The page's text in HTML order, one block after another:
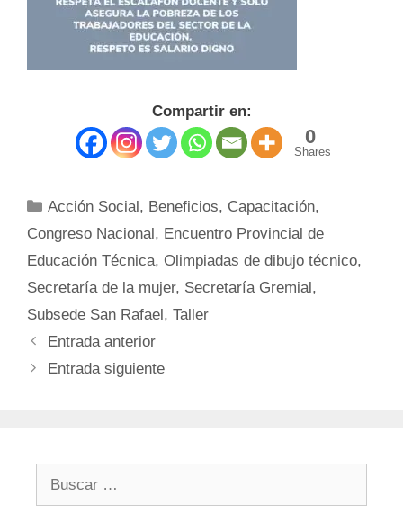
Compartir en:
0
Shares
Categorías
Acción Social, Beneficios, Capacitación,
Congreso Nacional, Encuentro Provincial de
Educación Técnica, Olimpiadas de dibujo técnico,
Secretaría de la mujer, Secretaría Gremial,
Subsede San Rafael, Taller
Entrada anterior
Entrada siguiente